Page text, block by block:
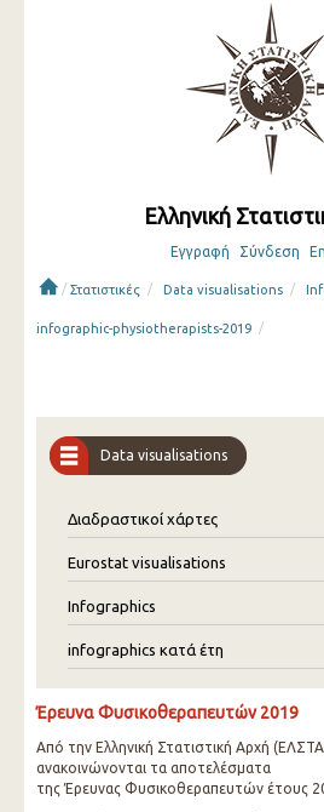
Ελληνική
Εγγραφή Σύνδεση
/ Στατιστικές / Data visualisations /
infographic-physiotherapists-2019 /
Data visualisations
Διαδραστικοί χάρτες
Eurostat visualisations
Infographics
infographics κατά έτη
Έρευνα Φυσικοθεραπευτών 2019
Από την Ελληνική Στατιστική Αρχή
ανακοινώνονται τα αποτελέσματα
της Έρευνας Φυσικοθεραπευτών έτους